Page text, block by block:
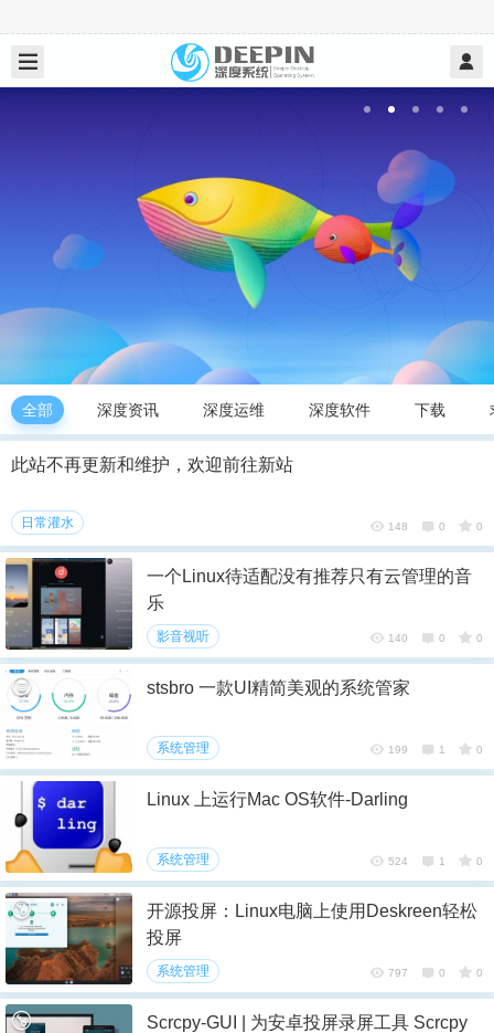
全部 深度资讯 深度运维 深度软件 下载
此站不再更新和维护，欢迎前往新站
日常灌水 148 0 0
一个Linux待适配没有推荐只有云管理的音
乐
影音视听 140 0 0
stsbro 一款UI精简美观的系统管家
系统管理 199 1 0
Linux 上运行Mac OS软件-Darling
系统管理 524 1 0
开源投屏：Linux电脑上使用Deskreen轻松
投屏
系统管理 797 0 0
Scrcpy-GUI | 为安卓投屏录屏工具 Scrcpy